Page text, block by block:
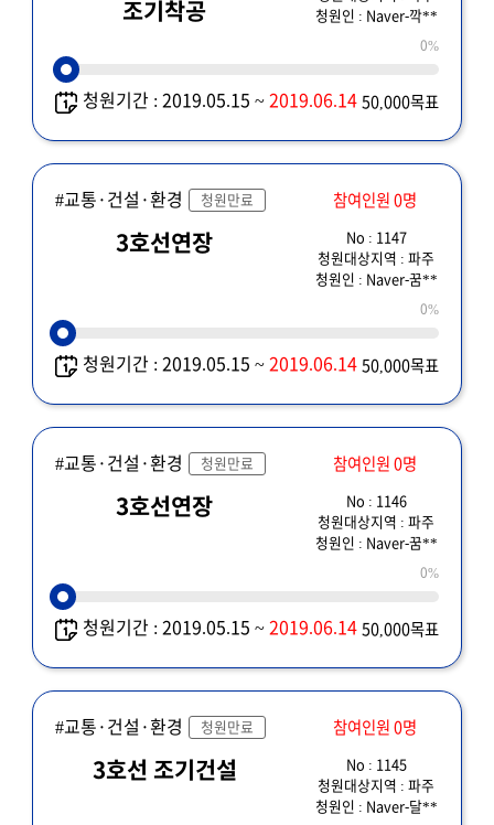
조기착공
청원인 : Naver-깍**
0%
청원기간 : 2019.05.15 ~2019.06.14 50,000목표
#교통·건설·환경 청원만료 참여인원 0명
3호선연장
No : 1147
청원대상지역 : 파주
청원인 : Naver-꿈**
0%
청원기간 : 2019.05.15 ~2019.06.14 50,000목표
#교통·건설·환경 청원만료 참여인원 0명
3호선연장
No : 1146
청원대상지역 : 파주
청원인 : Naver-꿈**
0%
청원기간 : 2019.05.15 ~2019.06.14 50,000목표
#교통·건설·환경 청원만료 참여인원 0명
3호선 조기건설
No : 1145
청원대상지역 : 파주
청원인 : Naver-달**